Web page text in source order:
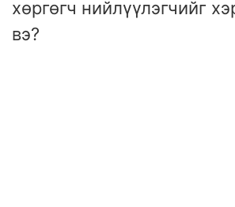
хөргөгч нийлүүлэгчийг
вэ?